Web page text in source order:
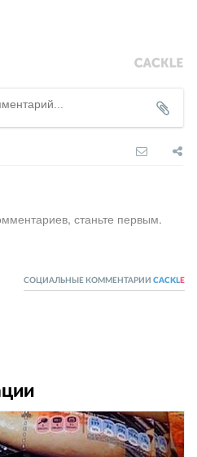
станьте первым.
СОЦИАЛЬНЫЕ КОММЕНТАРИИ CACKL E